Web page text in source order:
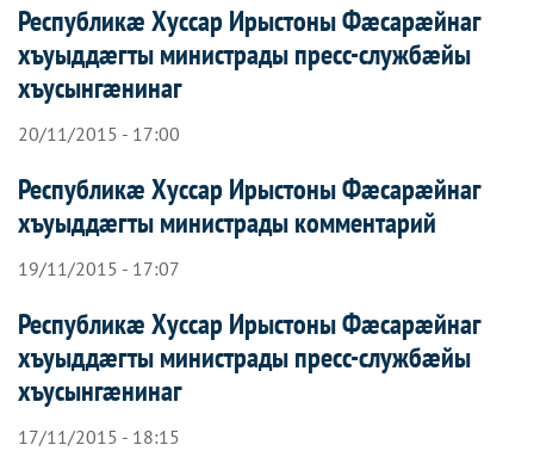
Республикæ Хуссар Ирыстоны Фæсарæйнаг
хъуыддæгты министрады пресс-службæйы
хъусынгæнинаг
20/11/2015 - 17:00
Республикæ Хуссар Ирыстоны Фæсарæйнаг
хъуыддæгты министрады комментарий
19/11/2015 - 17:07
Республикæ Хуссар Ирыстоны Фæсарæйнаг
хъуыддæгты министрады пресс-службæйы
хъусынгæнинаг
17/11/2015 - 18:15